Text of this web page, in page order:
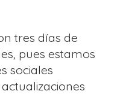
tres días de
pues estamos
sociales